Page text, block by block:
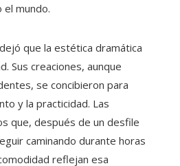
mundo.
que la estética dramática
Sus creaciones, aunque
se concibieron para
y la practicidad. Las
que, después de un desfile
caminando durante horas
reflejan esa